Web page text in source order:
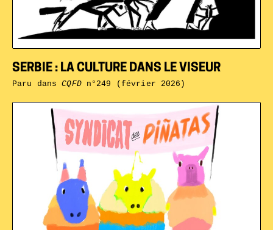
SERBIE : LA CULTURE DANS LE VISEUR
Paru dansCQFDn°249 (février 2026)